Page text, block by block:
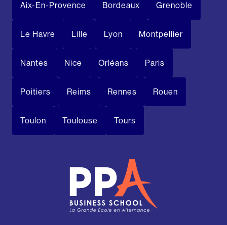
Aix-En-Provence Bordeaux Grenoble
Le Havre Lille Lyon Montpellier
Nantes Nice Orléans Paris
Poitiers Reims Rennes Rouen
Toulon Toulouse Tours